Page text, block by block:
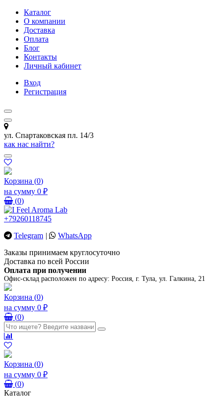
Каталог
О компании
Доставка
Оплата
Блог
Контакты
Личный кабинет
Вход
Регистрация
ул. Спартаковская пл. 14/3
как нас найти?
Корзина (0)
на сумму 0 ₽
(0)
+79260118745
Telegram |
WhatsApp
Заказы принимаем круглосуточно
Доставка по всей России
Оплата при получении
Офис-склад расположен по адресу: Россия, г. Тула, ул. Галкина, 21
Корзина (0)
на сумму 0 ₽
(0)
Корзина (0)
на сумму 0 ₽
(0)
Каталог